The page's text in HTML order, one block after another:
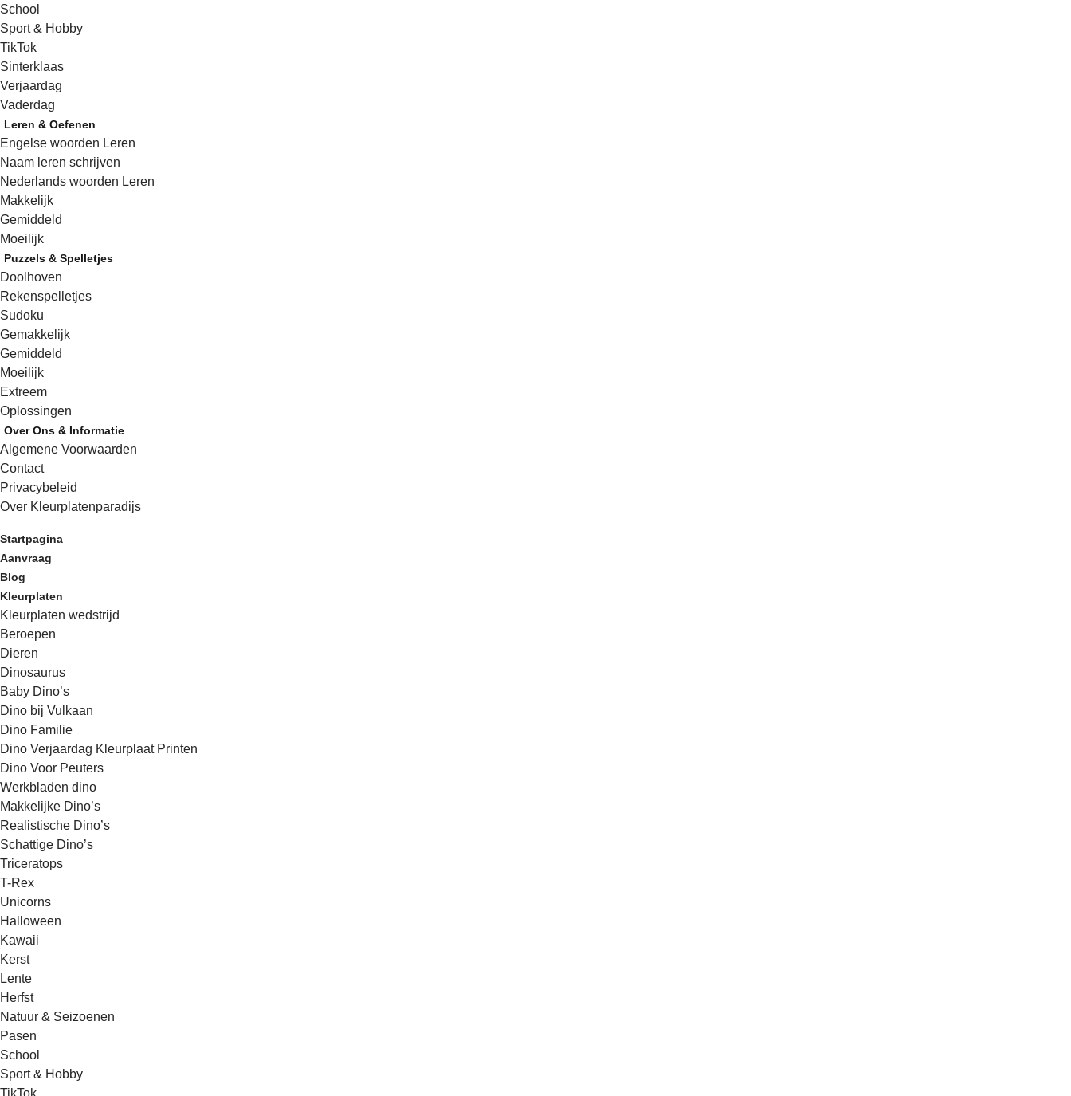
School
Sport & Hobby
TikTok
Sinterklaas
Verjaardag
Vaderdag
Leren & Oefenen
Engelse woorden Leren
Naam leren schrijven
Nederlands woorden Leren
Makkelijk
Gemiddeld
Moeilijk
Puzzels & Spelletjes
Doolhoven
Rekenspelletjes
Sudoku
Gemakkelijk
Gemiddeld
Moeilijk
Extreem
Oplossingen
Over Ons & Informatie
Algemene Voorwaarden
Contact
Privacybeleid
Over Kleurplatenparadijs
Startpagina
Aanvraag
Blog
Kleurplaten
Kleurplaten wedstrijd
Beroepen
Dieren
Dinosaurus
Baby Dino’s
Dino bij Vulkaan
Dino Familie
Dino Verjaardag Kleurplaat Printen
Dino Voor Peuters
Werkbladen dino
Makkelijke Dino’s
Realistische Dino’s
Schattige Dino’s
Triceratops
T-Rex
Unicorns
Halloween
Kawaii
Kerst
Lente
Herfst
Natuur & Seizoenen
Pasen
School
Sport & Hobby
TikTok